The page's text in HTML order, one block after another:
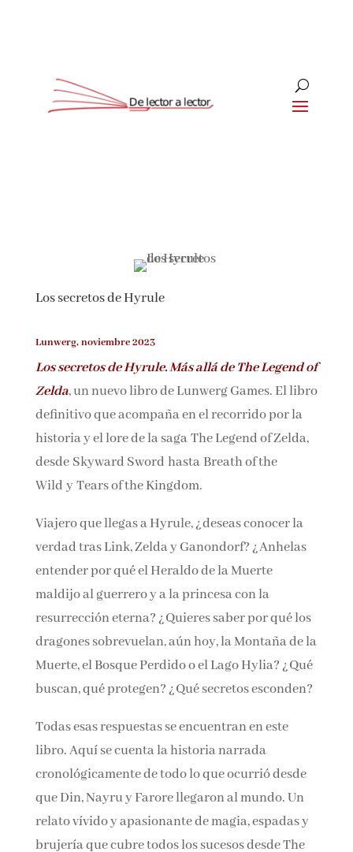
Los secretos de Hyrule
Lunwerg, noviembre 2023
Los secretos de Hyrule. Más allá de The Legend
of Zelda, un nuevo libro de Lunwerg Games. El
libro definitivo que acompaña en el recorrido
por la historia y el lore de la saga The Legend of
Zelda, desde Skyward Sword hasta Breath of
the Wild y Tears of the Kingdom.
Viajero que llegas a Hyrule, ¿deseas conocer la
verdad tras Link, Zelda y Ganondorf? ¿Anhelas
entender por qué el Heraldo de la Muerte
maldijo al guerrero y a la princesa con la
resurrección eterna? ¿Quieres saber por qué
los dragones sobrevuelan, aún hoy, la Montaña
de la Muerte, el Bosque Perdido o el Lago
Hylia? ¿Qué buscan, qué protegen? ¿Qué
Todas esas respuestas se encuentran en este
libro. Aquí se cuenta la historia narrada
cronológicamente de todo lo que ocurrió desde
que Din, Nayru y Farore llegaron al mundo. Un
relato vívido y apasionante de magia, espadas
Suscríbete
Únete a nuestra comunidad de amantes de la
Nombre*
Por favor, acepta lostérminos y condiciones